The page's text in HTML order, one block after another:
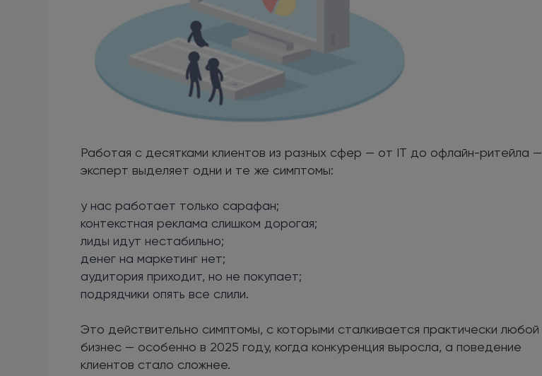
Работая с десятками клиентов из разных сфер — от IT до офлайн-ритейла —
эксперт выделяет одни и те же симптомы:
у нас работает только сарафан;
контекстная реклама слишком дорогая;
лиды идут нестабильно;
денег на маркетинг нет;
аудитория приходит, но не покупает;
подрядчики опять все слили.
Это действительно симптомы, с которыми сталкивается практически любой
бизнес — особенно в 2025 году, когда конкуренция выросла, а поведение
клиентов стало сложнее.